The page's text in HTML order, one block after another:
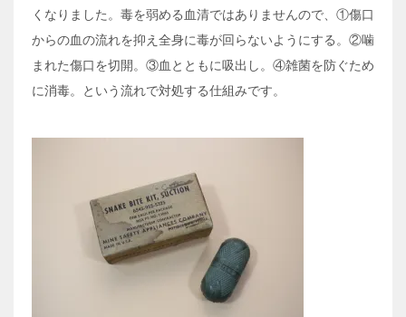
くなりました。毒を弱める血清ではありませんので、①傷口
からの血の流れを抑え全身に毒が回らないようにする。②噛
まれた傷口を切開。③血とともに吸出し。④雑菌を防ぐため
に消毒。という流れで対処する仕組みです。